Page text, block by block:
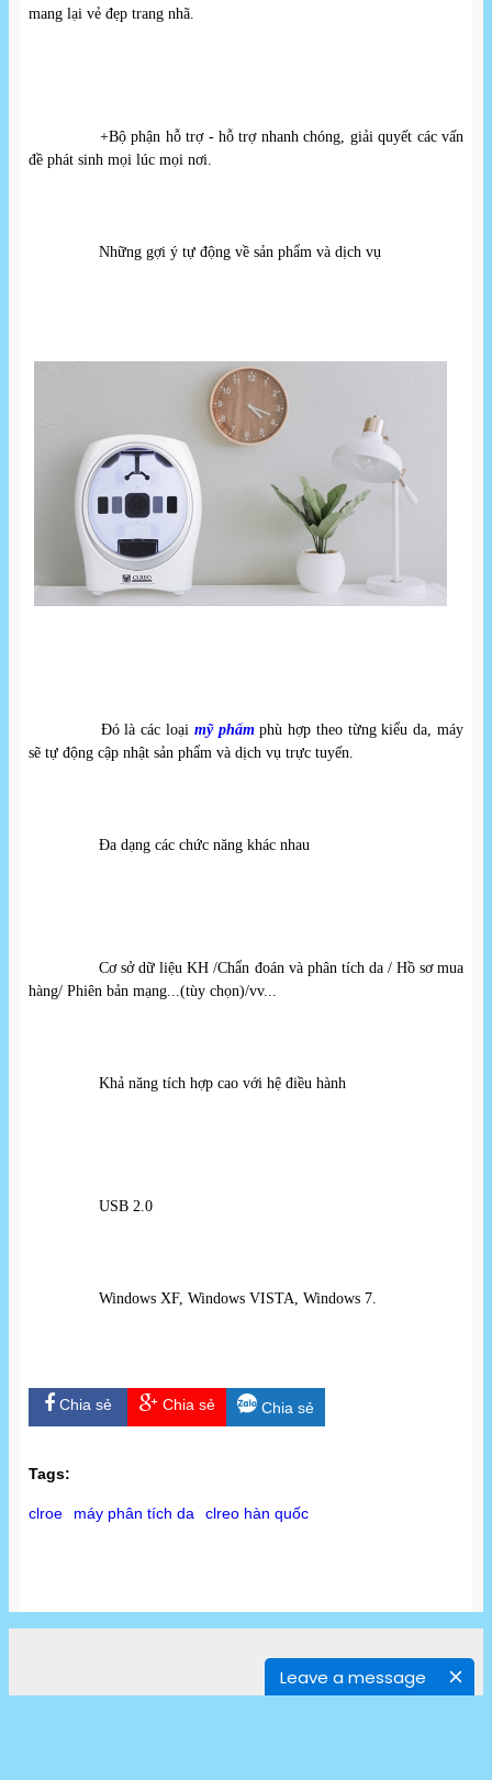
Leave a message
mang lại vẻ đẹp trang nhã.
+Bộ phận hỗ trợ - hỗ trợ nhanh chóng, giải quyết các vấn
đề phát sinh mọi lúc mọi nơi.
Những gợi ý tự động về sản phẩm và dịch vụ
Đó là các loại mỹ phẩm phù hợp theo từng kiểu da, máy
sẽ tự động cập nhật sản phẩm và dịch vụ trực tuyến.
Đa dạng các chức năng khác nhau
Cơ sở dữ liệu KH /Chẩn đoán và phân tích da / Hồ sơ mua
hàng/ Phiên bản mạng...(tùy chọn)/vv...
Khả năng tích hợp cao với hệ điều hành
USB 2.0
Windows XF, Windows VISTA, Windows 7.
Chia sẻ Chia sẻ Chia sẻ
Tags:
clroe máy phân tích da clreo hàn quốc